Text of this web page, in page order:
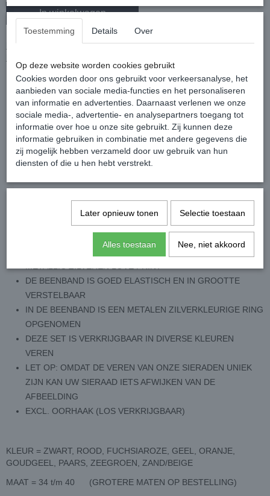
In winkelwagen
HANDGEMAAKTE SILVER LOVE SERIES HARNAS &
GAVE HANDGEMAAKTE HARNAS & BEENBAND FESTIVAL
ACCESSOIRES SET
HET HARNASJE HEEFT MOOIE HANENVEREN OP DE
SCHOUDERS
DE SCHOUDERBANDJES ZIJN ELASTISCH (NIET IN
GROOTTE VERSTELBAAR)
DE BANDJES ZIJN BEVESTIGD AAN EEN
DEZE BAND SLUIT AAN DE ACHTERZIJDE MET EEN
INCLUSIEF BIJPASSENDE BEENBAND (LEGGARTER) MET
DE BEENBAND IS GOED ELASTISCH EN IN GROOTTE
VERSTELBAAR
IN DE BEENBAND IS EEN METALEN ZILVERKLEURIGE RING
OPGENOMEN
DEZE SET IS VERKRIJGBAAR IN DIVERSE KLEUREN
VEREN
LET OP: OMDAT DE VEREN VAN ONZE SIERADEN UNIEK
ZIJN KAN UW SIERAAD IETS AFWIJKEN VAN DE
AFBEELDING
EXCL. OORHAAK (LOS VERKRIJGBAAR)
KLEUR = ZWART, ROOD, FUCHSIAROZE, GEEL, ORANJE,
GOUDGEEL, PAARS, ZEEGROEN, ZAND/BEIGE
MAAT = 34 t/m 40 (GROTERE MATEN OP BESTELLING)
Toestemming Details Over
Op deze website worden cookies gebruikt
Cookies worden door ons gebruikt voor verkeersanalyse, het
aanbieden van sociale media-functies en het personaliseren
van informatie en advertenties. Daarnaast verlenen we onze
sociale media-, advertentie- en analysepartners toegang tot
informatie over hoe u onze site gebruikt. Zij kunnen deze
informatie gebruiken in combinatie met andere gegevens die
zij mogelijk hebben verzameld door uw gebruik van hun
diensten of die u hen hebt verstrekt.
Later opnieuw tonen Selectie toestaan
Alles toestaan Nee, niet akkoord